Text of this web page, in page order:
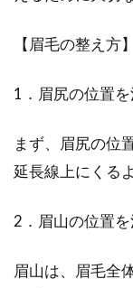
【眉毛の整え方】
1．眉尻の位置
まず、眉尻の位
延長線上にくる
2．眉山の位置
眉山は、眉毛全